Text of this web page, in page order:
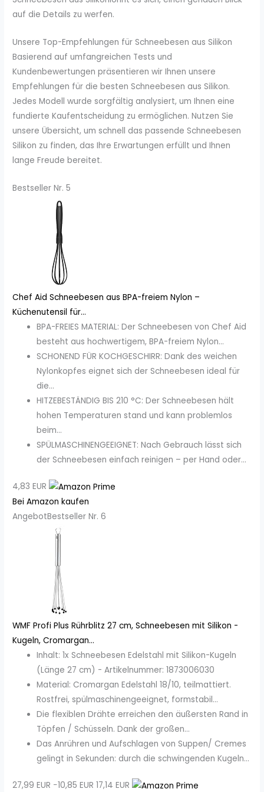
auf die Details zu werfen.
Unsere Top-Empfehlungen für Schneebesen aus Silikon
Basierend auf umfangreichen Tests und
Kundenbewertungen präsentieren wir Ihnen unsere
Empfehlungen für die besten Schneebesen aus Silikon.
Jedes Modell wurde sorgfältig analysiert, um Ihnen eine
fundierte Kaufentscheidung zu ermöglichen. Nutzen Sie
unsere Übersicht, um schnell das passende Schneebesen
Silikon zu finden, das Ihre Erwartungen erfüllt und Ihnen
lange Freude bereitet.
Bestseller Nr. 5
Chef Aid Schneebesen aus BPA-freiem Nylon –
Küchenutensil für...
BPA-FREIES MATERIAL: Der Schneebesen von Chef Aid
besteht aus hochwertigem, BPA-freiem Nylon...
SCHONEND FÜR KOCHGESCHIRR: Dank des weichen
Nylonkopfes eignet sich der Schneebesen ideal für
die...
HITZEBESTÄNDIG BIS 210 °C: Der Schneebesen hält
hohen Temperaturen stand und kann problemlos
beim...
SPÜLMASCHINENGEEIGNET: Nach Gebrauch lässt sich
der Schneebesen einfach reinigen – per Hand oder...
4,83 EUR
Bei Amazon kaufen
AngebotBestseller Nr. 6
WMF Profi Plus Rührblitz 27 cm, Schneebesen mit Silikon -
Kugeln, Cromargan...
Inhalt: 1x Schneebesen Edelstahl mit Silikon-Kugeln
(Länge 27 cm) - Artikelnummer: 1873006030
Material: Cromargan Edelstahl 18/10, teilmattiert.
Rostfrei, spülmaschinengeeignet, formstabil...
Die flexiblen Drähte erreichen den äußersten Rand in
Töpfen / Schüsseln. Dank der großen...
Das Anrühren und Aufschlagen von Suppen/ Cremes
gelingt in Sekunden: durch die schwingenden Kugeln...
27,99 EUR −10,85 EUR 17,14 EUR